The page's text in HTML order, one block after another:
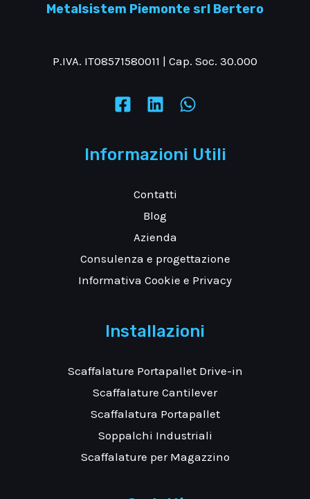
Metalsistem Piemonte srl Bertero
P.IVA. IT08571580011 | Cap. Soc. 30.000
Informazioni Utili
Contatti
Blog
Azienda
Consulenza e progettazione
Informativa Cookie e Privacy
Installazioni
Scaffalature Portapallet Drive-in
Scaffalature Cantilever
Scaffalatura Portapallet
Soppalchi Industriali
Scaffalature per Magazzino